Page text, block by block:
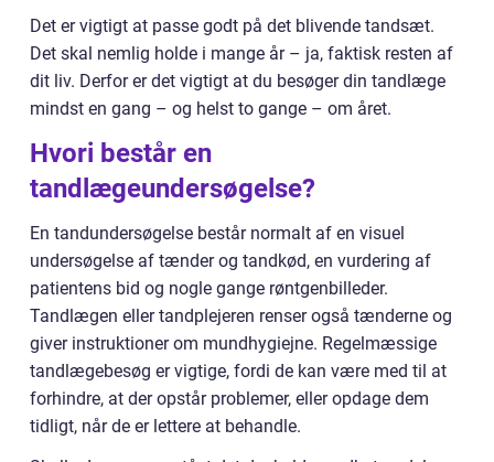
Det er vigtigt at passe godt på det blivende tandsæt.
Det skal nemlig holde i mange år – ja, faktisk resten af
dit liv. Derfor er det vigtigt at du besøger din tandlæge
mindst en gang – og helst to gange – om året.
Hvori består en
tandlægeundersøgelse?
En tandundersøgelse består normalt af en visuel
undersøgelse af tænder og tandkød, en vurdering af
patientens bid og nogle gange røntgenbilleder.
Tandlægen eller tandplejeren renser også tænderne og
giver instruktioner om mundhygiejne. Regelmæssige
tandlægebesøg er vigtige, fordi de kan være med til at
forhindre, at der opstår problemer, eller opdage dem
tidligt, når de er lettere at behandle.